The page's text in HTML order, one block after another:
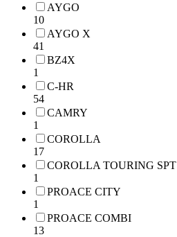
AYGO
10
AYGO X
41
BZ4X
1
C-HR
54
CAMRY
1
COROLLA
17
COROLLA TOURING SPT
1
PROACE CITY
1
PROACE COMBI
13